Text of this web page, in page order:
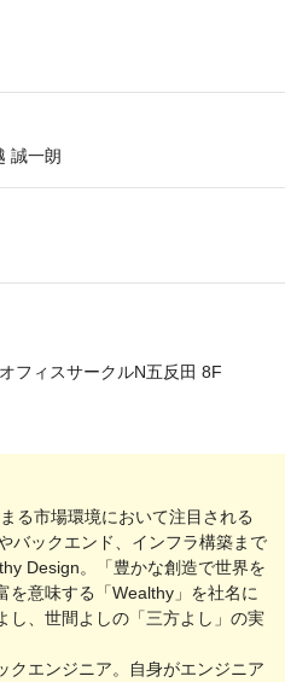
誠一朗
フィスサークルN五反田 8F
る市場環境において注目される
バックエンド、インフラ構築まで
Design。「豊かな創造で世界を
を意味する「Wealthy」を社名に
し、世間よしの「三方よし」の実
クエンジニア。自身がエンジニア